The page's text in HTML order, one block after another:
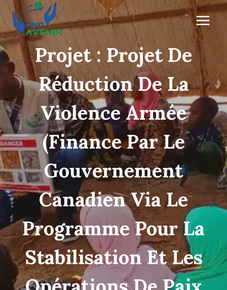
Aller
contenu
Projet : Projet De
Réduction De La
Violence Armée
(finance Par Le
Gouvernement
Canadien Via Le
Programme Pour La
Stabilisation Et Les